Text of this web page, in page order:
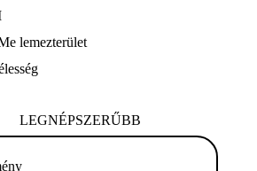
lemezterület
LEGNÉPSZERŰBB